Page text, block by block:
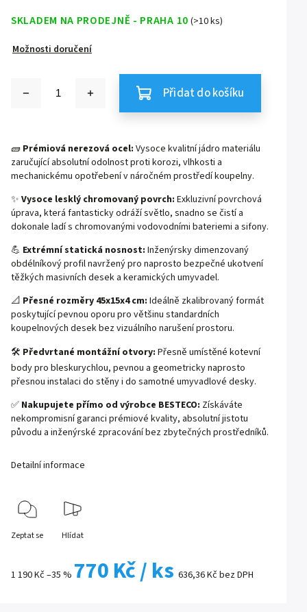
1 190 Kč–35 % 770 Kč/ ks 636,36 Kč bez DPH
SKLADEM NA PRODEJNĚ - PRAHA 10 (>10 ks)
Možnosti doručení
Přidat do košíku
🧱 Prémiová nerezová ocel: Vysoce kvalitní jádro materiálu
zaručující absolutní odolnost proti korozi, vlhkosti a
mechanickému opotřebení v náročném prostředí koupelny.
✨ Vysoce lesklý chromovaný povrch: Exkluzivní povrchová
úprava, která fantasticky odráží světlo, snadno se čistí a
dokonale ladí s chromovanými vodovodními bateriemi a sifony.
💪 Extrémní statická nosnost: Inženýrsky dimenzovaný
obdélníkový profil navržený pro naprosto bezpečné ukotvení
těžkých masivních desek a keramických umyvadel.
📐 Přesné rozměry 45x15x4 cm: Ideálně zkalibrovaný formát
poskytující pevnou oporu pro většinu standardních
koupelnových desek bez vizuálního narušení prostoru.
🛠️ Předvrtané montážní otvory: Přesně umístěné kotevní
body pro bleskurychlou, pevnou a geometricky naprosto
přesnou instalaci do stěny i do samotné umyvadlové desky.
✅ Nakupujete přímo od výrobce BESTECO: Získáváte
nekompromisní garanci prémiové kvality, absolutní jistotu
původu a inženýrské zpracování bez zbytečných prostředníků.
Detailní informace
Zeptat se Hlídat